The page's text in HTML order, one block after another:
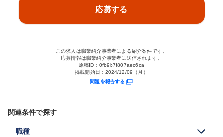
応募する
この求人は職業紹介事業者による紹介案件です。
応募情報は職業紹介事業者に送信されます。
原稿ID： 0fb9b7f807aec6ca
掲載開始日：2024/12/09（月）
問題を報告する
関連条件で探す
職種